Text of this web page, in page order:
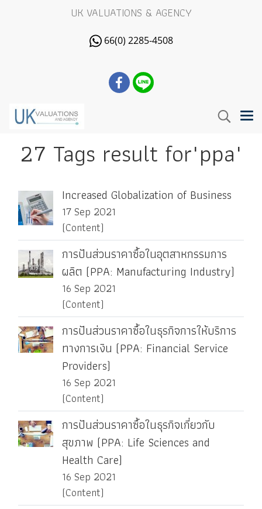
UK VALUATIONS & AGENCY
66(0) 2285-4508
27 Tags result for"ppa"
Increased Globalization of Business
17 Sep 2021
(Content)
การปันส่วนราคาซื้อในอุตสาหกรรมการ
ผลิต (PPA: Manufacturing Industry)
16 Sep 2021
(Content)
การปันส่วนราคาซื้อในธุรกิจการให้บริการ
ทางการเงิน (PPA: Financial Service
Providers)
16 Sep 2021
(Content)
การปันส่วนราคาซื้อในธุรกิจเกี่ยวกับ
สุขภาพ (PPA: Life Sciences and
Health Care)
16 Sep 2021
(Content)